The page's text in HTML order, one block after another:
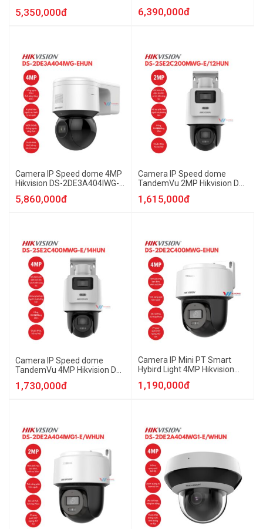
5,350,000đ 6,390,000đ
Camera IP Speed dome 4MP
Hikvision DS-2DE3A404IWG-
5,860,000đ
Camera IP Speed dome
TandemVu 2MP Hikvision DS-
1,615,000đ
Camera IP Speed dome
TandemVu 4MP Hikvision DS-
1,730,000đ
Camera IP Mini PT Smart
Hybird Light 4MP Hikvision
1,190,000đ